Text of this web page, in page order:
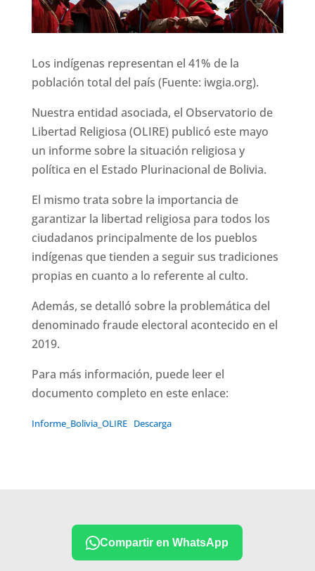
Los indígenas representan el 41% de la
población total del país (Fuente: iwgia.org).
Nuestra entidad asociada, el Observatorio de
Libertad Religiosa (OLIRE) publicó este mayo
un informe sobre la situación religiosa y
política en el Estado Plurinacional de Bolivia.
El mismo trata sobre la importancia de
garantizar la libertad religiosa para todos los
ciudadanos principalmente de los pueblos
indígenas que tienden a seguir sus tradiciones
propias en cuanto a lo referente al culto.
Además, se detalló sobre la problemática del
denominado fraude electoral acontecido en el
2019.
Para más información, puede leer el
documento completo en este enlace:
Informe_Bolivia_OLIRE Descarga
Compartir en WhatsApp